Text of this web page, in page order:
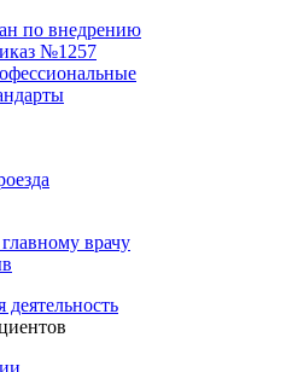
по внедрению
№1257
врачу